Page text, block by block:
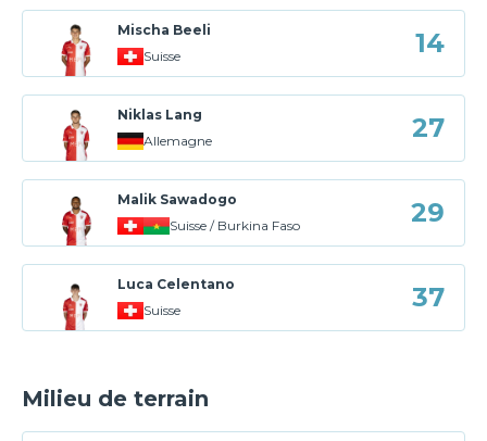
Mischa Beeli
Suisse
14
Niklas Lang
Allemagne
27
Malik Sawadogo
Suisse / Burkina Faso
29
Luca Celentano
Suisse
37
Milieu de terrain